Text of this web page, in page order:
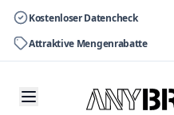
Kostenloser Datencheck
Attraktive Mengenrabatte